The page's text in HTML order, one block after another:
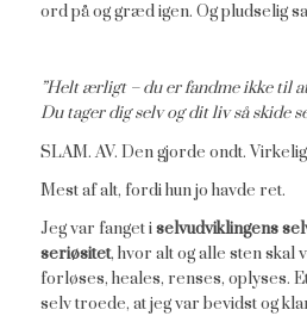
ord på og græd igen. Og pludselig
”Helt ærligt – du er fandme ikke til
Du tager dig selv og dit liv så skide
SLAM. AV. Den gjorde ondt.
Mest af alt, fordi hun jo havde ret.
Jeg var fanget iselvudviklingens
seriøsitet, hvor alt og alle sten skal
forløses, heales, renses, oplyses.
selv troede, at jeg var bevidst og